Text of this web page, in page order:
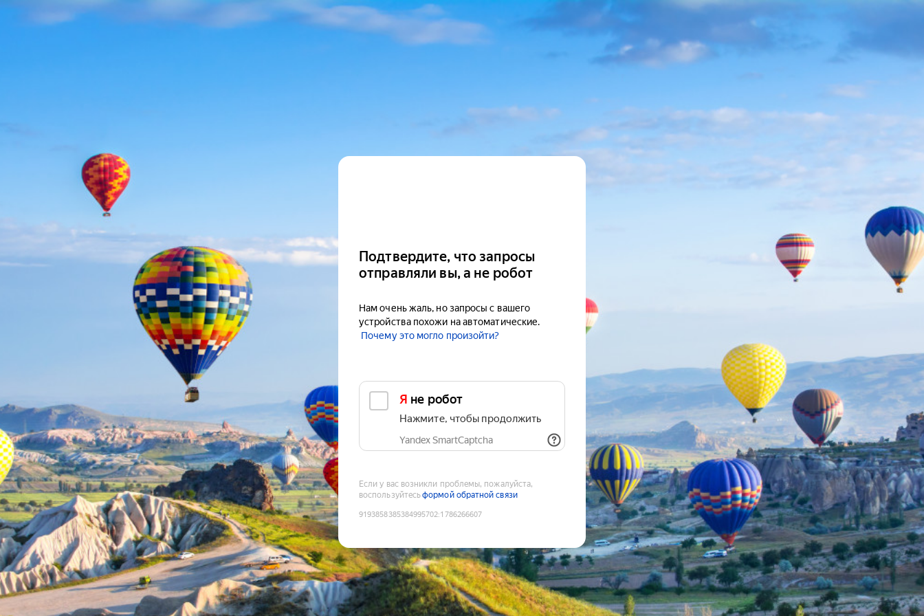
Подтвердите, что запросы
отправляли вы, а не робот
Нам очень жаль, но запросы с вашего
устройства похожи на автоматические.
Почему это могло произойти?
Я не робот
Нажмите, чтобы продолжить
Yandex SmartCaptcha
Если у вас возникли проблемы, пожалуйста,
воспользуйтесьформой обратной связи
9193858385384995702:1786266607